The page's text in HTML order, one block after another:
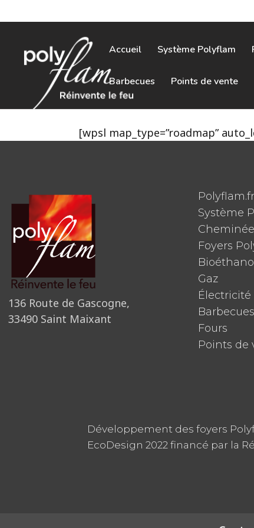
Accueil Système Polyflam
Barbecues Points de vente
[wpsl map_type=”roadmap”
136 Route de Gascogne,
33490 Saint Maixant
Polyflam.fr
Système
Foyers
Bioéthanol
Gaz
Électricité
Barbecues
Fours
Points de
Développement des foyers
EcoDesign 2022 financé par la